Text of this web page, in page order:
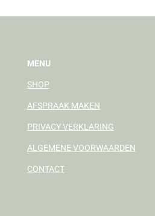
MENU
SHOP
AFSPRAAK MAKEN
PRIVACY VERKLARING
ALGEMENE VOORWAARDEN
CONTACT